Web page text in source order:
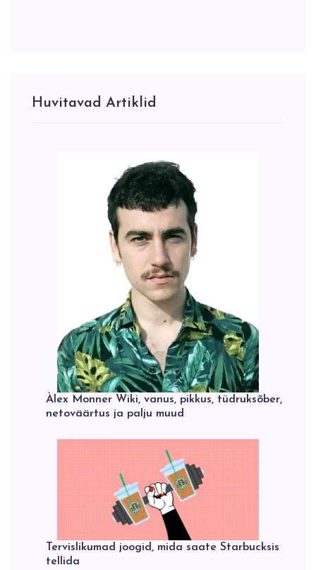
Huvitavad Artiklid
Àlex Monner Wiki, vanus, pikkus, tüdruksõber,
netoväärtus ja palju muud
Tervislikumad joogid, mida saate Starbucksis
tellida